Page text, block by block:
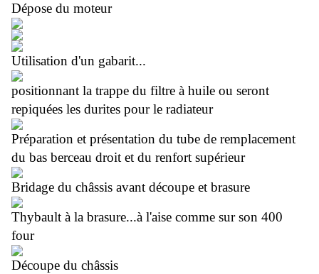
Dépose du moteur
Utilisation d'un gabarit...
positionnant la trappe du filtre à huile ou seront
repiquées les durites pour le radiateur
Préparation et présentation du tube de remplacement
du bas berceau droit et du renfort supérieur
Bridage du châssis avant découpe et brasure
Thybault à la brasure...à l'aise comme sur son 400
four
Découpe du châssis